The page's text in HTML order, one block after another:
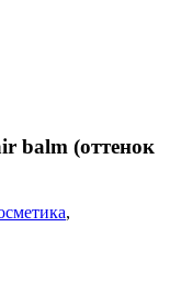
balm (оттенок
,